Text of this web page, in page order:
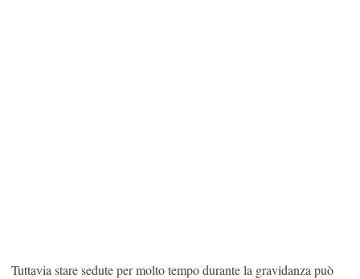
Tuttavia stare sedute per molto tempo durante la gravidanza può